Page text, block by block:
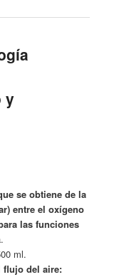
y
se obtiene de la
entre el oxígeno
las funciones
ml.
flujo del aire: